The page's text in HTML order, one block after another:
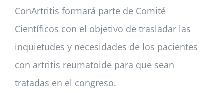
ConArtritis formará parte de Comité
Científicos con el objetivo de trasladar las
inquietudes y necesidades de los pacientes
con artritis reumatoide para que sean
tratadas en el congreso.